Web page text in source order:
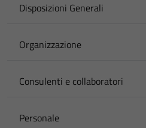
Disposizioni Generali
Organizzazione
Consulenti e collaboratori
Personale